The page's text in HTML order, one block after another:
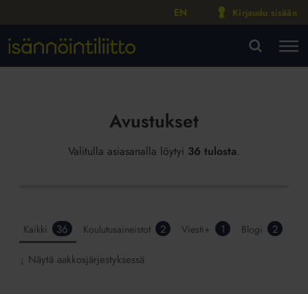
EN Kirjaudu sisään
Avustukset
Valitulla asiasanalla löytyi 36 tulosta.
Kaikki 36 Koulutusaineistot 2 Viesti+ 1 Blogi 2
↓ Näytä aakkosjärjestyksessä